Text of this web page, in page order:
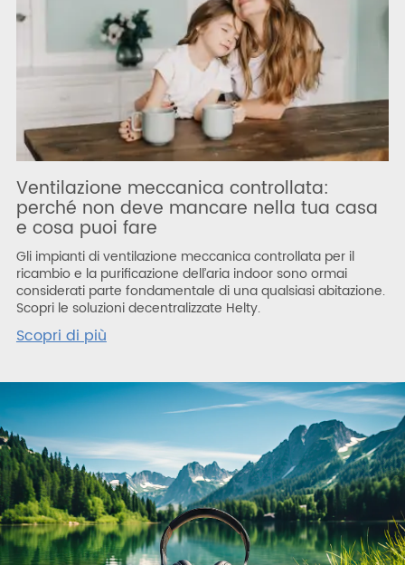
Ventilazione meccanica controllata:
perché non deve mancare nella tua casa
e cosa puoi fare
Gli impianti di ventilazione meccanica controllata per il
ricambio e la purificazione dell’aria indoor sono ormai
considerati parte fondamentale di una qualsiasi abitazione.
Scopri le soluzioni decentralizzate Helty.
Scopri di più